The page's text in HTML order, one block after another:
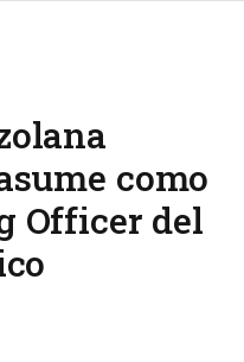
como
Officer del